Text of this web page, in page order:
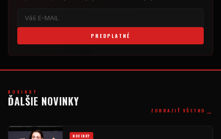
PREDPLATNÉ
NOVINKY
ĎALŠIE NOVINKY
ZOBRAZIŤ VŠETKO →
NOVINKY